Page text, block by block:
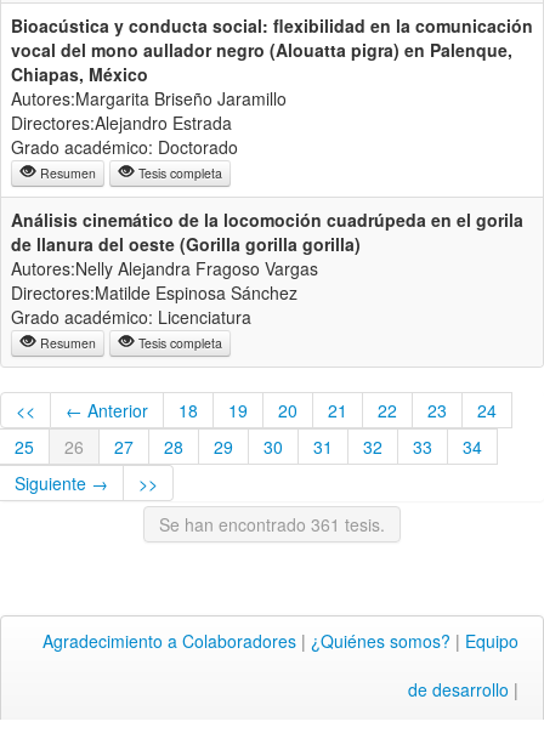
Bioacústica y conducta social: flexibilidad en la comunicación
vocal del mono aullador negro (Alouatta pigra) en Palenque,
Chiapas, México
Autores:Margarita Briseño Jaramillo
Directores:Alejandro Estrada
Grado académico: Doctorado
Resumen Tesis completa
Análisis cinemático de la locomoción cuadrúpeda en el gorila
de llanura del oeste (Gorilla gorilla gorilla)
Autores:Nelly Alejandra Fragoso Vargas
Directores:Matilde Espinosa Sánchez
Grado académico: Licenciatura
Resumen Tesis completa
<< ← Anterior 18 19 20 21 22 23
24
25
26 27 28 29 30 31 32 33
34
Siguiente →
>>
Se han encontrado 361 tesis.
Agradecimiento a Colaboradores | ¿Quiénes somos? | Equipo
de desarrollo |